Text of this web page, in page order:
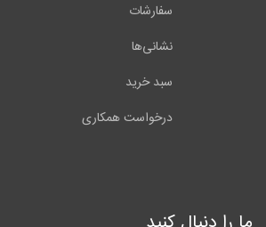
سفارشات
نشانی‌ها
سبد خرید
درخواست همکاری